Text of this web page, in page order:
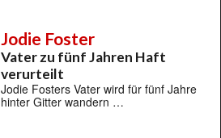
Jodie Foster
Vater zu fünf Jahren Haft
verurteilt
Jodie Fosters Vater wird für fünf Jahre
hinter Gitter wandern …